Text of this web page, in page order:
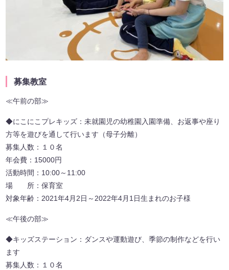
募集教室
≪午前の部≫
◆にこにこプレキッズ：未就園児の幼稚園入園準備、お返事や座り
方等を遊びを通して行います（母子分離）
募集人数：１０名
年会費：15000円
活動時間：10:00～11:00
場 所：保育室
対象年齢：2021年4月2日～2022年4月1日生まれのお子様
≪午後の部≫
◆キッズステーション：ダンスや運動遊び、季節の制作などを行い
ます
募集人数：１０名